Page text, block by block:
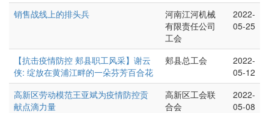
销售战线上的排头兵
河南江河机械
有限责任公司
工会
2022-
05-25
【抗击疫情防控 郏县职工风采】谢云
侠: 绽放在黄浦江畔的一朵芬芳百合花
郏县总工会
2022-
05-12
高新区劳动模范王亚斌为疫情防控贡
献点滴力量
高新区工会联
合会
2022-
05-08